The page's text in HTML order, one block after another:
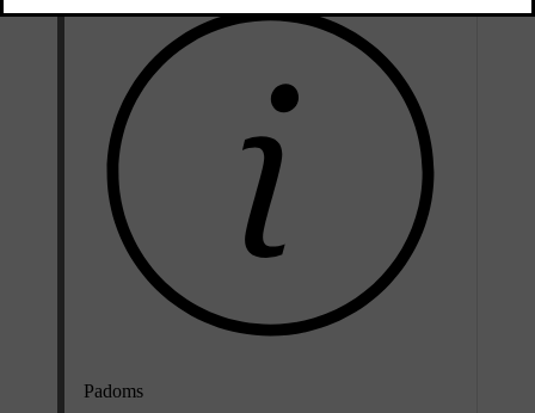
Padoms